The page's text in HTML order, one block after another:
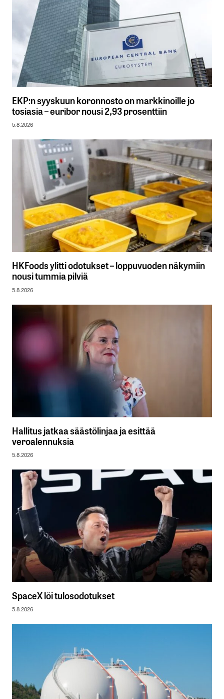
EKP:n syyskuun koronnosto on markkinoille jo
tosiasia – euribor nousi 2,93 prosenttiin
5.8.2026
HKFoods ylitti odotukset – loppuvuoden näkymiin
nousi tummia pilviä
5.8.2026
Hallitus jatkaa säästölinjaa ja esittää
veroalennuksia
5.8.2026
SpaceX löi tulosodotukset
5.8.2026